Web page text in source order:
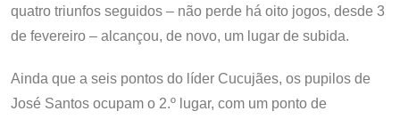
quatro triunfos seguidos – não perde há oito jogos, desde 3
de fevereiro – alcançou, de novo, um lugar de subida.
Ainda que a seis pontos do líder Cucujães, os pupilos de
José Santos ocupam o 2.º lugar, com um ponto de